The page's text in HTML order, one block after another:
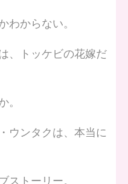
わからない。
、トッケビの花嫁だ
。
ウンタクは、本当に
ストーリー。